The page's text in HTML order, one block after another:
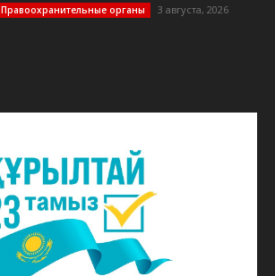
Правоохранительные органы 3 августа, 2026